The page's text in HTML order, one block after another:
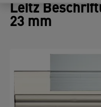
Leitz
23 mm